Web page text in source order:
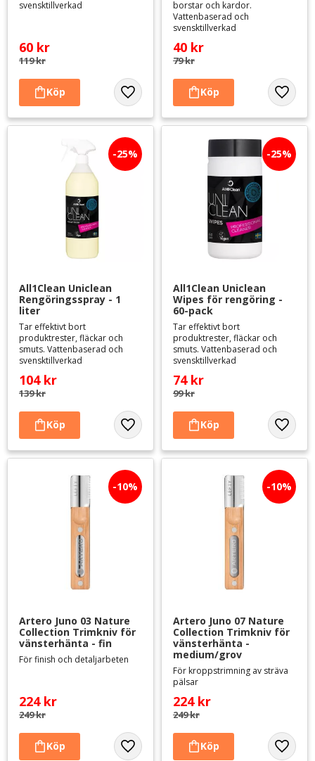
svensktillverkad
60 kr
119kr
Lägg till i favoriter
borstar och kardor.
Vattenbaserad och
svensktillverkad
40 kr
79kr
Lägg
All1Clean Uniclean
Rengöringsspray - 1
liter
Tar effektivt bort
produktrester, fläckar och
smuts. Vattenbaserad och
svensktillverkad
104kr
139kr
25%
Lägg till i favoriter
All1Clean Uniclean
Wipes för rengöring -
60-pack
Tar effektivt bort
produktrester, fläckar och
smuts. Vattenbaserad och
svensktillverkad
74kr
99kr
25%
Lägg
Artero Juno 03 Nature
Collection Trimkniv för
vänsterhänta - fin
För finish och detaljarbeten
224kr
249kr
10%
Lägg till i favoriter
Artero Juno 07 Nature
Collection Trimkniv för
vänsterhänta -
medium/grov
För kroppstrimning av sträva
pälsar
224kr
249kr
10%
Lägg